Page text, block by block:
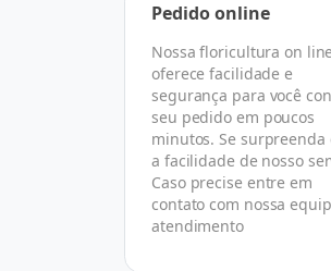
Pedido online
Nossa floricultura on line
oferece facilidade e
segurança para você
seu pedido em poucos
minutos. Se surpreenda
a facilidade de nosso
Caso precise entre em
contato com nossa
atendimento